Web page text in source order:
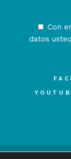
Con
datos